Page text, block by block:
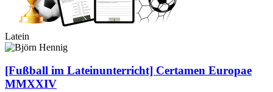
Latein
[Fußball im Lateinunterricht] Certamen Europae
MMXXIV